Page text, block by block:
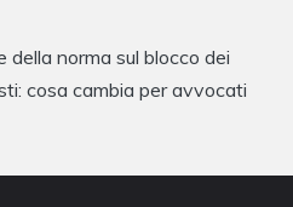
della norma sul blocco dei
cosa cambia per avvocati